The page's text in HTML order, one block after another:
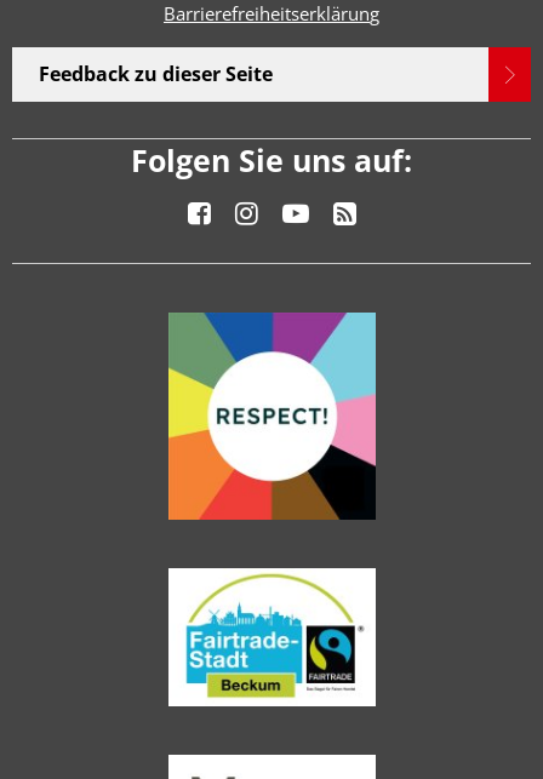
Barrierefreiheitserklärung
Feedback zu dieser Seite
Folgen Sie uns auf: